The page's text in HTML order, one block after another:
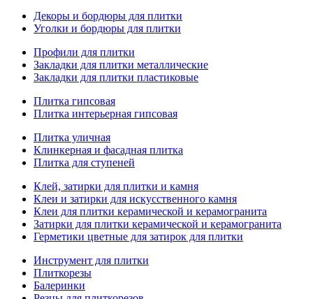
Декоры и бордюры для плитки
Уголки и бордюры для плитки
Профили для плитки
Закладки для плитки металлические
Закладки для плитки пластиковые
Плитка гипсовая
Плитка интерьерная гипсовая
Плитка уличная
Клинкерная и фасадная плитка
Плитка для ступеней
Клей, затирки для плитки и камня
Клеи и затирки для искусственного камня
Клеи для плитки керамической и керамогранита
Затирки для плитки керамической и керамогранита
Герметики цветные для затирок для плитки
Инструмент для плитки
Плиткорезы
Балеринки